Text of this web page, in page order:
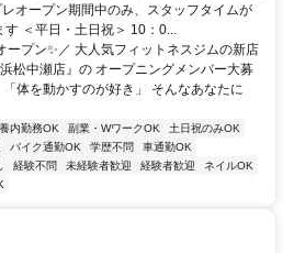
オープン期間中のみ、スタッフタイムが
＜平日・土日祝＞ 10：0...
ープン✨／ 大人気フィットネスジムの新店
松中瀬店』の オープニングメンバー大募
体を動かすのが好き」 そんなあなたに
内勤務OK 副業・WワークOK
土日祝のみOK
バイク通勤OK 学歴不問
車通勤OK
経験不問 未経験者歓迎 経験者歓迎
ネイルOK